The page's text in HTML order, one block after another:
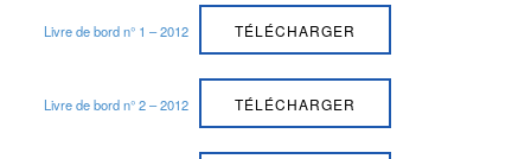
Livre de bord n° 1 – 2012 TÉLÉCHARGER
Livre de bord n° 2 – 2012 TÉLÉCHARGER